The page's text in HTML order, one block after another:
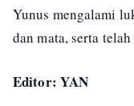
Yunus mengalami
dan mata, serta
Editor: YAN